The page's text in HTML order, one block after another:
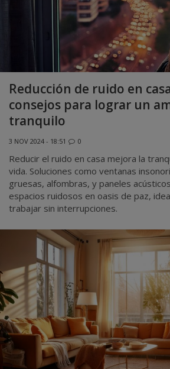
Reducción de ruido en
consejos para lograr un
tranquilo
3 NOV 2024 - 18:51 0
Reducir el ruido en casa mejora la
vida. Soluciones como ventanas
gruesas, alfombras, y paneles
espacios ruidosos en oasis de paz,
trabajar sin interrupciones.